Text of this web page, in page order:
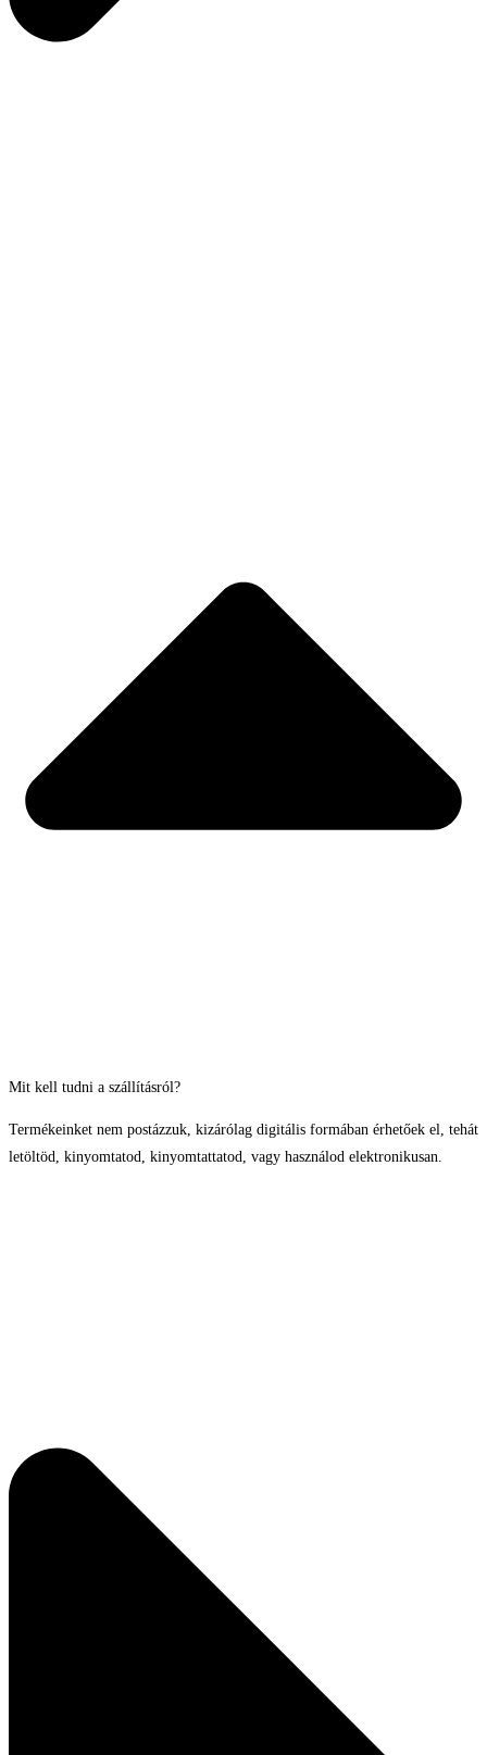
Mit kell tudni a szállításról?
Termékeinket nem postázzuk, kizárólag digitális formában érhetőek el, tehát
letöltöd, kinyomtatod, kinyomtattatod, vagy használod elektronikusan.